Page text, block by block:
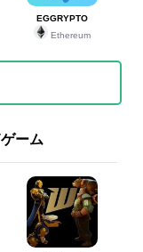
EGGRYPTO
Ethereum
ーム